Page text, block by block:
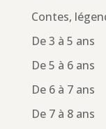
Contes,
De 3 à 5 ans
De 5 à 6 ans
De 6 à 7 ans
De 7 à 8 ans